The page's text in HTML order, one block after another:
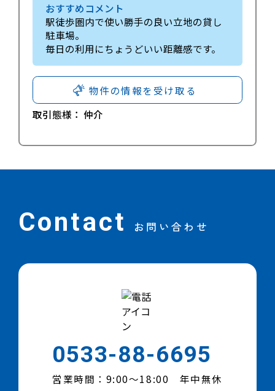
おすすめコメント
駅徒歩圏内で使い勝手の良い立地の貸し
駐車場。
毎日の利用にちょうどいい距離感です。
物件の情報を受け取る
取引態様： 仲介
Contact お問い合わせ
0533-88-6695
営業時間：9:00～18:00 年中無休